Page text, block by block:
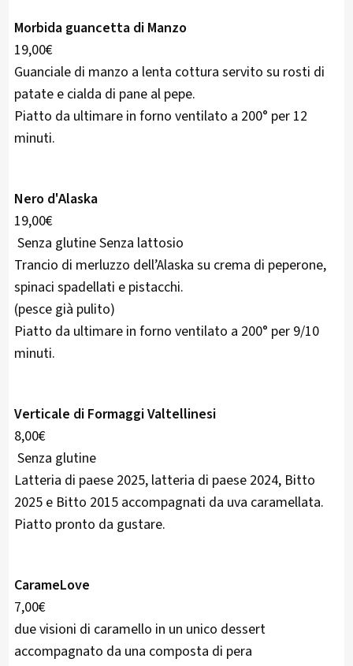
Morbida guancetta di Manzo
19,00€
Guanciale di manzo a lenta cottura servito su rosti di
patate e cialda di pane al pepe.
Piatto da ultimare in forno ventilato a 200° per 12
minuti.
Nero d'Alaska
19,00€
Senza glutine Senza lattosio
Trancio di merluzzo dell’Alaska su crema di peperone,
spinaci spadellati e pistacchi.
(pesce già pulito)
Piatto da ultimare in forno ventilato a 200° per 9/10
minuti.
Verticale di Formaggi Valtellinesi
8,00€
Senza glutine
Latteria di paese 2025, latteria di paese 2024, Bitto
2025 e Bitto 2015 accompagnati da uva caramellata.
Piatto pronto da gustare.
CarameLove
7,00€
due visioni di caramello in un unico dessert
accompagnato da una composta di pera